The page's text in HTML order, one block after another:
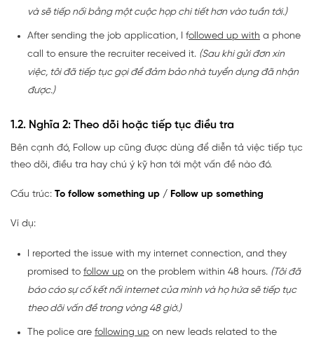
và sẽ tiếp nối bằng một cuộc họp chi tiết hơn vào tuần tới.)
After sending the job application, I followed up with a phone
call to ensure the recruiter received it. (Sau khi gửi đơn xin
việc, tôi đã tiếp tục gọi để đảm bảo nhà tuyển dụng đã nhận
được.)
1.2. Nghĩa 2: Theo dõi hoặc tiếp tục điều tra
Bên cạnh đó, Follow up cũng được dùng để diễn tả việc tiếp tục
theo dõi, điều tra hay chú ý kỹ hơn tới một vấn đề nào đó.
Cấu trúc: To follow something up / Follow up something
Ví dụ:
I reported the issue with my internet connection, and they
promised to follow up on the problem within 48 hours. (Tôi đã
báo cáo sự cố kết nối internet của mình và họ hứa sẽ tiếp tục
theo dõi vấn đề trong vòng 48 giờ.)
The police are following up on new leads related to the